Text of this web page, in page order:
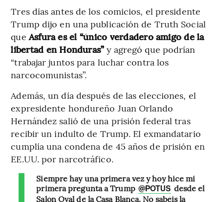
Tres días antes de los comicios, el presidente
Trump dijo en una publicación de Truth Social
queAsfura es el “único verdadero amigo de la
libertad en Honduras”y agregó que podrían
“trabajar juntos para luchar contra los
narcocomunistas”.
Además, un día después de las elecciones, el
expresidente hondureño Juan Orlando
Hernández salió de una prisión federal tras
recibir un indulto de Trump. El exmandatario
cumplía una condena de 45 años de prisión en
EE.UU. por narcotráfico.
Siempre hay una primera vez y hoy hice mi
primera pregunta a Trump @POTUS desde el
Salón Oval de la Casa Blanca. No sabéis la